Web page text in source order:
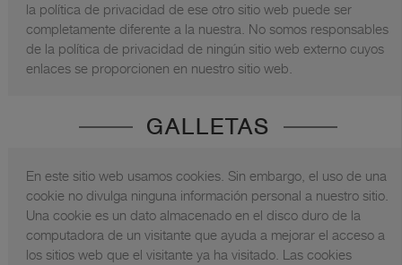
la política de privacidad de ese otro sitio web puede ser
completamente diferente a la nuestra. No somos responsables
de la política de privacidad de ningún sitio web externo cuyos
enlaces se proporcionen en nuestro sitio web.
GALLETAS
En este sitio web usamos cookies. Sin embargo, el uso de una
cookie no divulga ninguna información personal a nuestro sitio.
Una cookie es un dato almacenado en el disco duro de la
computadora de un visitante que ayuda a mejorar el acceso a
los sitios web que el visitante ya ha visitado. Las cookies